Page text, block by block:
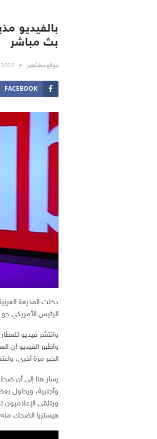
بالفيديو
بث مباشر
موقع مشاهير
FACEBOOK
دخلت المذيعة
الرئيس الأمريكي جو
وانتشر فيديو
وأظهر الفيديو أن
الخبر مرة أخرى،
يشار هنا إلى أن
وأجنبية، ويحاول
ويتلقى
هيستريا الضحك